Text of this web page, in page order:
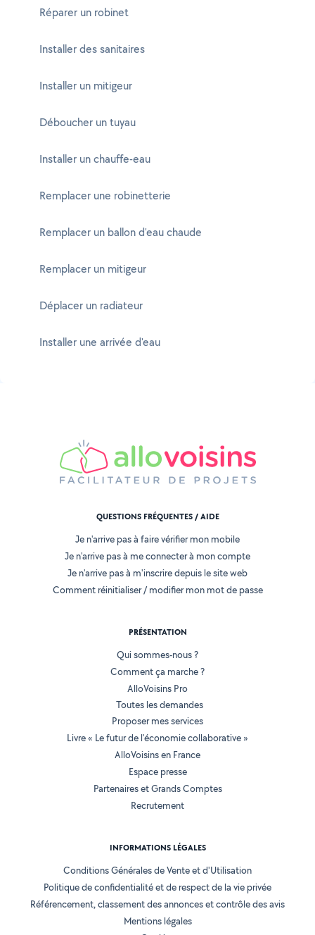
Réparer un robinet
Installer des sanitaires
Installer un mitigeur
Déboucher un tuyau
Installer un chauffe-eau
Remplacer une robinetterie
Remplacer un ballon d'eau chaude
Remplacer un mitigeur
Déplacer un radiateur
Installer une arrivée d'eau
QUESTIONS FRÉQUENTES / AIDE
Je n'arrive pas à faire vérifier mon mobile
Je n'arrive pas à me connecter à mon compte
Je n'arrive pas à m'inscrire depuis le site web
Comment réinitialiser / modifier mon mot de passe
PRÉSENTATION
Qui sommes-nous ?
Comment ça marche ?
AlloVoisins Pro
Toutes les demandes
Proposer mes services
Livre « Le futur de l'économie collaborative »
AlloVoisins en France
Espace presse
Partenaires et Grands Comptes
Recrutement
INFORMATIONS LÉGALES
Conditions Générales de Vente et d'Utilisation
Politique de confidentialité et de respect de la vie privée
Référencement, classement des annonces et contrôle des avis
Mentions légales